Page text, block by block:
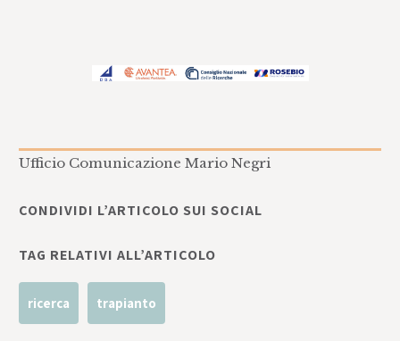
Ufficio Comunicazione Mario Negri
CONDIVIDI L’ARTICOLO SUI SOCIAL
TAG RELATIVI ALL’ARTICOLO
ricerca trapianto